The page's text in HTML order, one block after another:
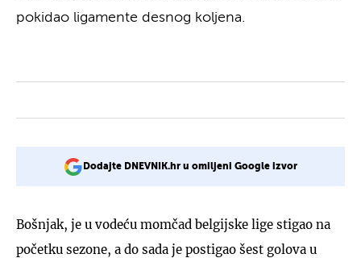
pokidao ligamente desnog koljena.
Dodajte DNEVNIK.hr u omiljeni Google izvor
Bošnjak, je u vodeću momčad belgijske lige stigao na
početku sezone, a do sada je postigao šest golova u